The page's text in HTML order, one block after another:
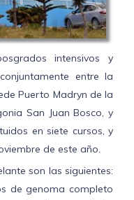
intensivos y
entre la
Puerto Madryn de la
San Juan Bosco, y
en siete cursos, y
de este año.
son las siguientes:
de genoma completo